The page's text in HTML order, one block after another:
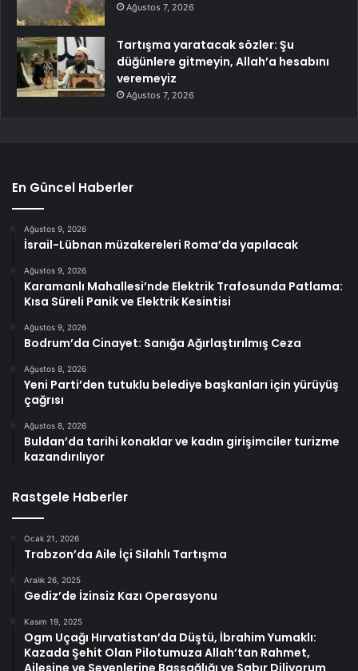
Ağustos 7, 2026
Tartışma yaratacak sözler: Şu
düğünlere gitmeyin, Allah’a hesabını
veremeyiz
Ağustos 7, 2026
En Güncel Haberler
Ağustos 9, 2026
İsrail-Lübnan müzakereleri Roma’da yapılacak
Ağustos 9, 2026
Karamanlı Mahallesi’nde Elektrik Trafosunda Patlama:
Kısa Süreli Panik ve Elektrik Kesintisi
Ağustos 9, 2026
Bodrum’da Cinayet: Sanığa Ağırlaştırılmış Ceza
Ağustos 8, 2026
Yeni Parti’den tutuklu belediye başkanları için yürüyüş
çağrısı
Ağustos 8, 2026
Buldan’da tarihi konaklar ve kadın girişimciler turizme
kazandırılıyor
Rastgele Haberler
Ocak 21, 2026
Trabzon’da Aile İçi Silahlı Tartışma
Aralık 26, 2025
Gediz’de İzinsiz Kazı Operasyonu
Kasım 19, 2025
Ogm Uçağı Hırvatistan’da Düştü, İbrahim Yumaklı:
Kazada Şehit Olan Pilotumuza Allah’tan Rahmet,